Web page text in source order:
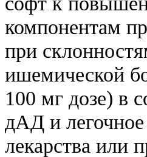
компонентам
при
ишемической
100 мг дозе) в
дАД и легочное
лекарства или